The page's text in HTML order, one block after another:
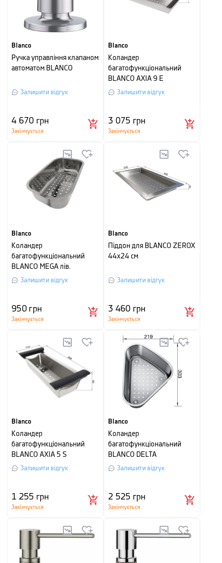
Blanco
Ручка управління клапаном
автоматом BLANCO
Залишити відгук
4 670 грн
Закінчується
Blanco
Коландер
багатофункціональний
BLANCO AXIA 9 E
Залишити відгук
3 075 грн
Закінчується
Blanco
Коландер
багатофункціональний
BLANCO MEGA лів.
Залишити відгук
950грн
Закінчується
Blanco
Піддон для BLANCO ZEROX
44х24 см
Залишити відгук
3 460 грн
Закінчується
Blanco
Коландер
багатофункціональний
BLANCO AXIA 5 S
Залишити відгук
1 255 грн
Закінчується
Blanco
Коландер
багатофункціональний
BLANCO DELTA
Залишити відгук
2 525 грн
Закінчується